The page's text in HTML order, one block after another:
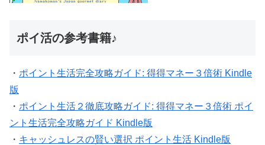
ポイ活の参考書籍♪
・ ポイント生活完全攻略ガイド: 得得マネー３倍術 Kindle
版
・ ポイント生活２徹底攻略ガイド: 得得マネー３倍術 ポイ
ント生活完全攻略ガイド Kindle版
・ キャッシュレスの賢い選択 ポイント生活 Kindle版